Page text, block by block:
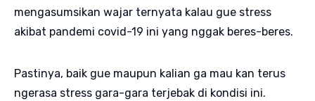
mengasumsikan wajar ternyata kalau gue stress
akibat pandemi covid-19 ini yang nggak beres-beres.
Pastinya, baik gue maupun kalian ga mau kan terus
ngerasa stress gara-gara terjebak di kondisi ini.